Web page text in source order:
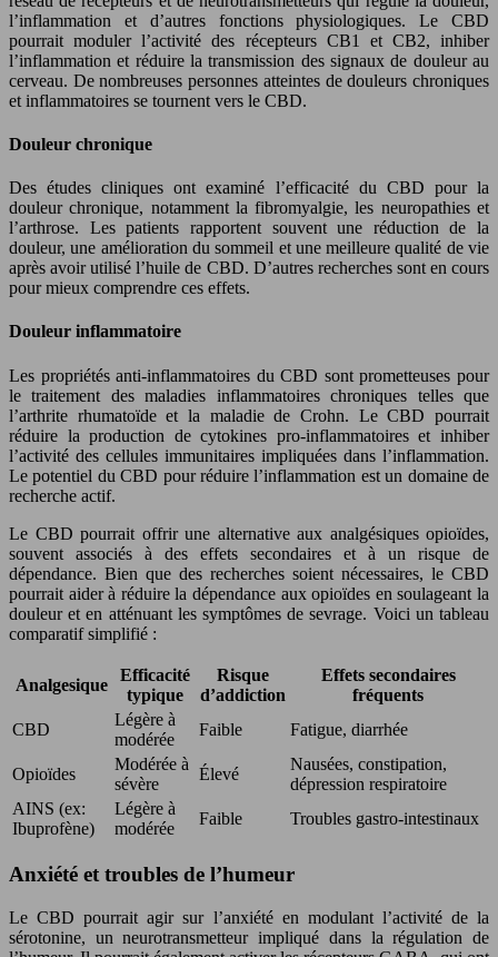
l’inflammation et d’autres fonctions physiologiques. Le CBD
pourrait moduler l’activité des récepteurs CB1 et CB2, inhiber
l’inflammation et réduire la transmission des signaux de douleur au
cerveau. De nombreuses personnes atteintes de douleurs chroniques
et inflammatoires se tournent vers le CBD.
Douleur chronique
Des études cliniques ont examiné l’efficacité du CBD pour la
douleur chronique, notamment la fibromyalgie, les neuropathies et
l’arthrose. Les patients rapportent souvent une réduction de la
douleur, une amélioration du sommeil et une meilleure qualité de vie
après avoir utilisé l’huile de CBD. D’autres recherches sont en cours
pour mieux comprendre ces effets.
Douleur inflammatoire
Les propriétés anti-inflammatoires du CBD sont prometteuses pour
le traitement des maladies inflammatoires chroniques telles que
l’arthrite rhumatoïde et la maladie de Crohn. Le CBD pourrait
réduire la production de cytokines pro-inflammatoires et inhiber
l’activité des cellules immunitaires impliquées dans l’inflammation.
Le potentiel du CBD pour réduire l’inflammation est un domaine de
recherche actif.
Le CBD pourrait offrir une alternative aux analgésiques opioïdes,
souvent associés à des effets secondaires et à un risque de
dépendance. Bien que des recherches soient nécessaires, le CBD
pourrait aider à réduire la dépendance aux opioïdes en soulageant la
douleur et en atténuant les symptômes de sevrage. Voici un tableau
comparatif simplifié :
Analgesique
Efficacité
typique
Risque
d’addiction
Effets secondaires
fréquents
CBD
Légère à
modérée
Faible Fatigue, diarrhée
Opioïdes
Modérée à
sévère
Élevé
Nausées, constipation,
dépression respiratoire
AINS (ex:
Ibuprofène)
Légère à
modérée
Faible Troubles gastro-intestinaux
Anxiété et troubles de l’humeur
Le CBD pourrait agir sur l’anxiété en modulant l’activité de la
sérotonine, un neurotransmetteur impliqué dans la régulation de